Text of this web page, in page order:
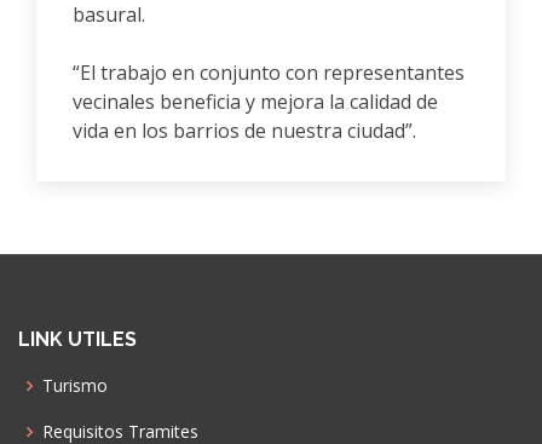
basural.
“El trabajo en conjunto con representantes
vecinales beneficia y mejora la calidad de
vida en los barrios de nuestra ciudad”.
LINK UTILES
Turismo
Requisitos Tramites